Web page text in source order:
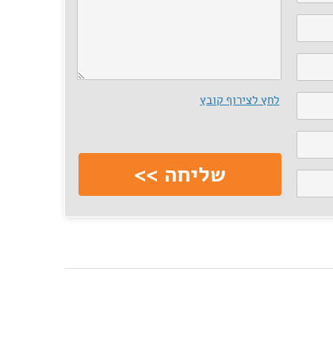
לחץ לצירוף קובץ